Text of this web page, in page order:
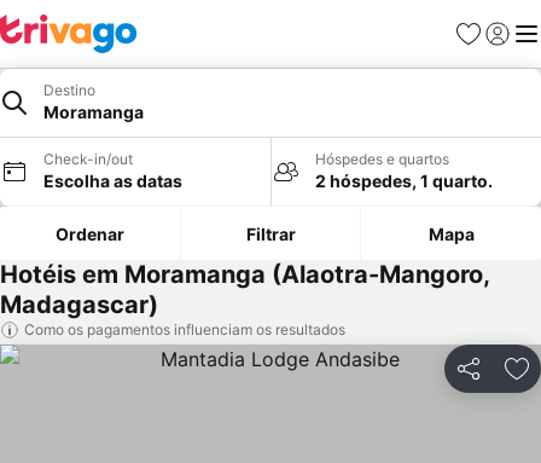
Favoritos
Iniciar
Destino
Moramanga
Check-in/out
Escolha as datas
Hóspedes e quartos
2 hóspedes, 1 quarto.
Ordenar Filtrar Mapa
Hotéis em Moramanga (Alaotra-Mangoro,
Madagascar)
Como os pagamentos influenciam os resultados
Partilhar